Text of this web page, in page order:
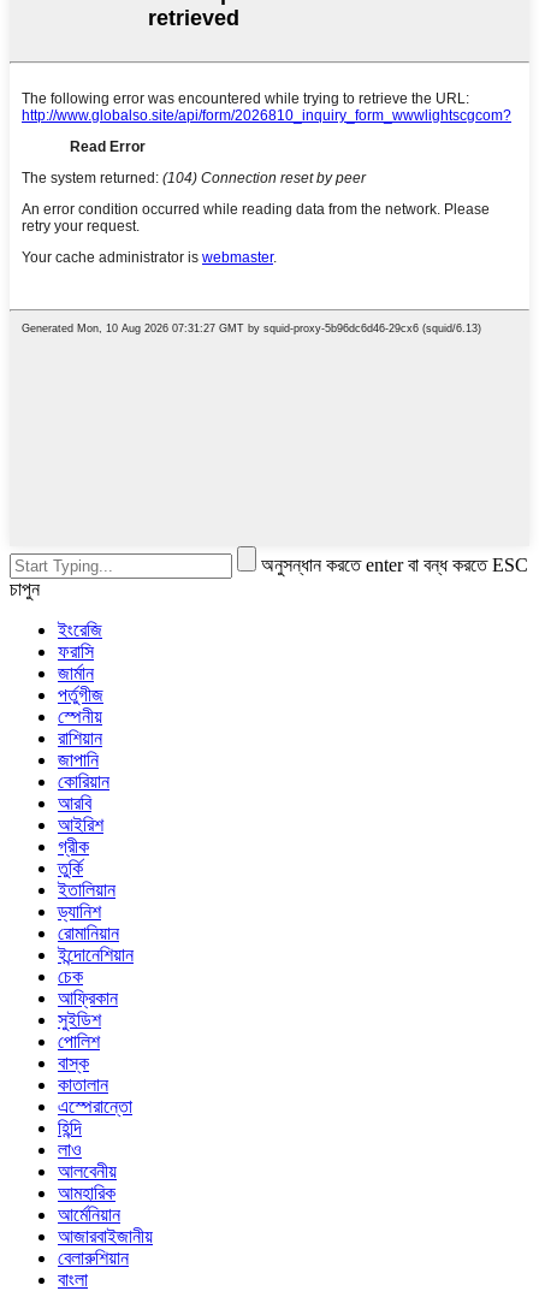
অনুসন্ধান করতে enter বা বন্ধ করতে ESC
চাপুন
ইংরেজি
ফরাসি
জার্মান
পর্তুগীজ
স্পেনীয়
রাশিয়ান
জাপানি
কোরিয়ান
আরবি
আইরিশ
গ্রীক
তুর্কি
ইতালিয়ান
ড্যানিশ
রোমানিয়ান
ইন্দোনেশিয়ান
চেক
আফ্রিকান
সুইডিশ
পোলিশ
বাস্ক
কাতালান
এস্পেরান্তো
হিন্দি
লাও
আলবেনীয়
আমহারিক
আর্মেনিয়ান
আজারবাইজানীয়
বেলারুশিয়ান
বাংলা